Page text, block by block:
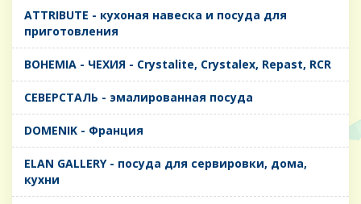
ATTRIBUTE - кухоная навеска и посуда для
приготовления
BOHEMIA - ЧЕХИЯ - Crystalite, Crystalex, Repast, RCR
CЕВЕРСТАЛЬ - эмалированная посуда
DOMENIK - Франция
ELAN GALLERY - посуда для сервировки, дома,
кухни